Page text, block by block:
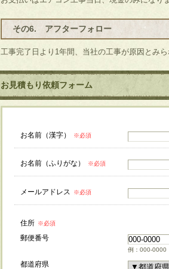
その6. アフターフォロー
工事完了日より1年間、当社の工事が原因とみ
お見積もり依頼フォーム
お名前（漢字） ※必須
お名前（ふりがな） ※必須
メールアドレス ※必須
住所 ※必須
郵便番号
例：000-0000
都道府県